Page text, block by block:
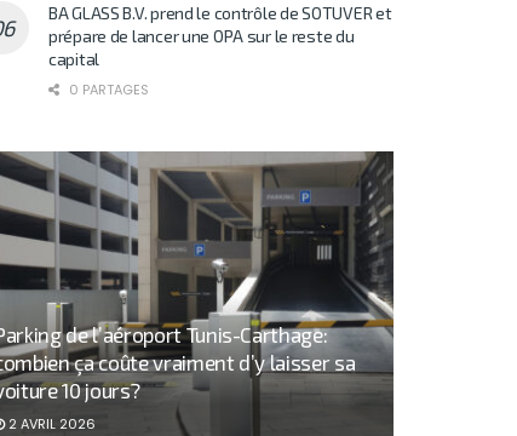
BA GLASS B.V. prend le contrôle de SOTUVER et
prépare de lancer une OPA sur le reste du
capital
0 PARTAGES
de l’aéroport Tunis-Carthage:
ça coûte vraiment d’y laisser sa
10 jours?
2 AVRIL 2026